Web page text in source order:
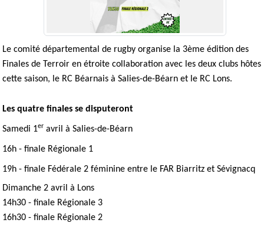
Le comité départemental de rugby organise la 3ème édition des
Finales de Terroir en étroite collaboration avec les deux clubs hôtes
cette saison, le RC Béarnais à Salies-de-Béarn et le RC Lons.
Les quatre finales se disputeront
Samedi 1er avril à Salies-de-Béarn
16h - finale Régionale 1
19h - finale Fédérale 2 féminine entre le FAR Biarritz et Sévignacq
Dimanche 2 avril à Lons
14h30 - finale Régionale 3
16h30 - finale Régionale 2